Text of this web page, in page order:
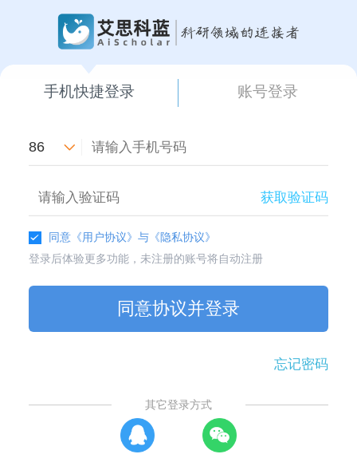
手机快捷登录 账号登录
86
获取验证码
同意 《用户协议》与 《隐私协议》
登录后体验更多功能，未注册的账号将自动注册
同意协议并登录
忘记密码
其它登录方式